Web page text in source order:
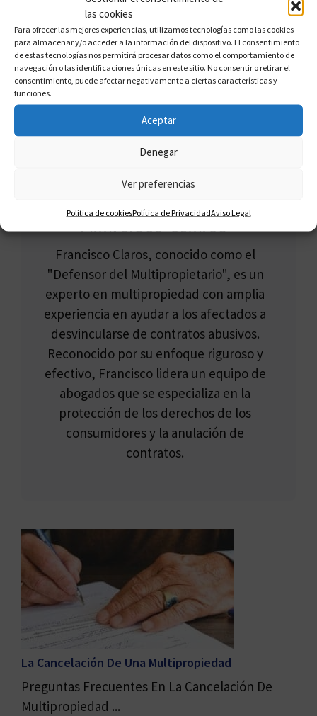
las cookies
Para ofrecer las mejores experiencias, utilizamos tecnologías como las cookies
para almacenar y/o acceder a la información del dispositivo. El consentimiento
de estas tecnologías nos permitirá procesar datos como el comportamiento de
navegación o las identificaciones únicas en este sitio. No consentir o retirar el
consentimiento, puede afectar negativamente a ciertas características y
funciones.
Aceptar
Denegar
Ver preferencias
Política de cookiesPolítica de PrivacidadAviso Legal
en Barakaldo
Abogados Expertos En Multipropiedad en
Benidorm
FRANCISCO CLAROS
Francisco Claros, conocido como el
"Defensor del Multipropietario", es un
experto en multipropiedad con amplia
experiencia en ayudar a los afectados a
desvincularse de contratos abusivos.
Reconocido por su enfoque riguroso y
efectivo, Francisco lidera un equipo de
abogados que se especializa en la
protección de los derechos de los
consumidores y la anulación de
contratos.
La Cancelación De Una Multipropiedad
Preguntas Frecuentes En La Cancelación De
Multipropiedad ...